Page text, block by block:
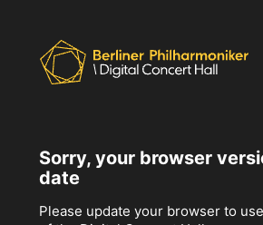
Sorry, your browser
date
Please update your browser to